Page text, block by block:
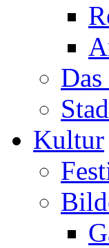
Kultur